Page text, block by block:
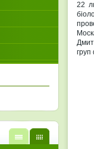
22
груп